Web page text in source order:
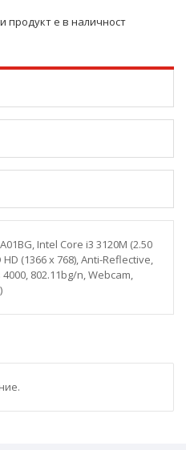
продукт е в наличност
Intel Core i3 3120M (2.50
HD (1366 x 768), Anti-Reflective,
802.11bg/n, Webcam,